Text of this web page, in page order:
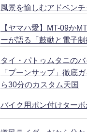
風景を愉しむアドベンチ
【ヤマハ愛】MT-09か
ーが語る「鼓動と電子
タイ・パトゥムタニの
「プーンサップ」徹底
ら30分のカスタム天国
バイク用ポン付けターボ